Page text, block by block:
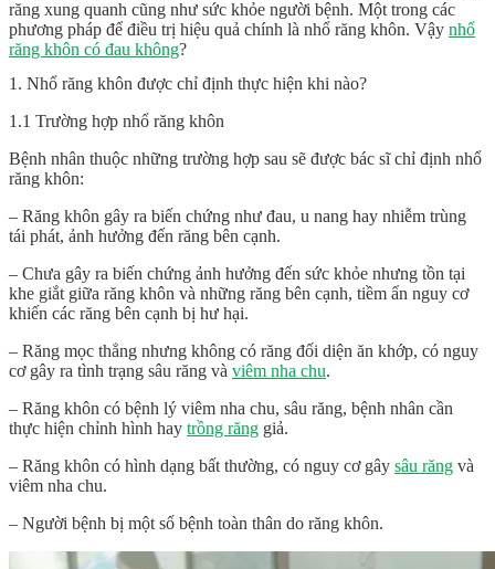
răng xung quanh cũng như sức khỏe người bệnh. Một trong các
phương pháp để điều trị hiệu quả chính là nhổ răng khôn. Vậy nhổ
răng khôn có đau không?
1. Nhổ răng khôn được chỉ định thực hiện khi nào?
1.1 Trường hợp nhổ răng khôn
Bệnh nhân thuộc những trường hợp sau sẽ được bác sĩ chỉ định nhổ
răng khôn:
– Răng khôn gây ra biến chứng như đau, u nang hay nhiễm trùng
tái phát, ảnh hưởng đến răng bên cạnh.
– Chưa gây ra biến chứng ảnh hưởng đến sức khỏe nhưng tồn tại
khe giắt giữa răng khôn và những răng bên cạnh, tiềm ẩn nguy cơ
khiến các răng bên cạnh bị hư hại.
– Răng mọc thẳng nhưng không có răng đối diện ăn khớp, có nguy
cơ gây ra tình trạng sâu răng và viêm nha chu.
– Răng khôn có bệnh lý viêm nha chu, sâu răng, bệnh nhân cần
thực hiện chỉnh hình hay trồng răng giả.
– Răng khôn có hình dạng bất thường, có nguy cơ gây sâu răng và
viêm nha chu.
– Người bệnh bị một số bệnh toàn thân do răng khôn.